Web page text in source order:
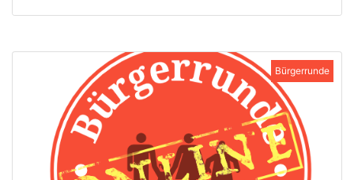
Bürgerrunde